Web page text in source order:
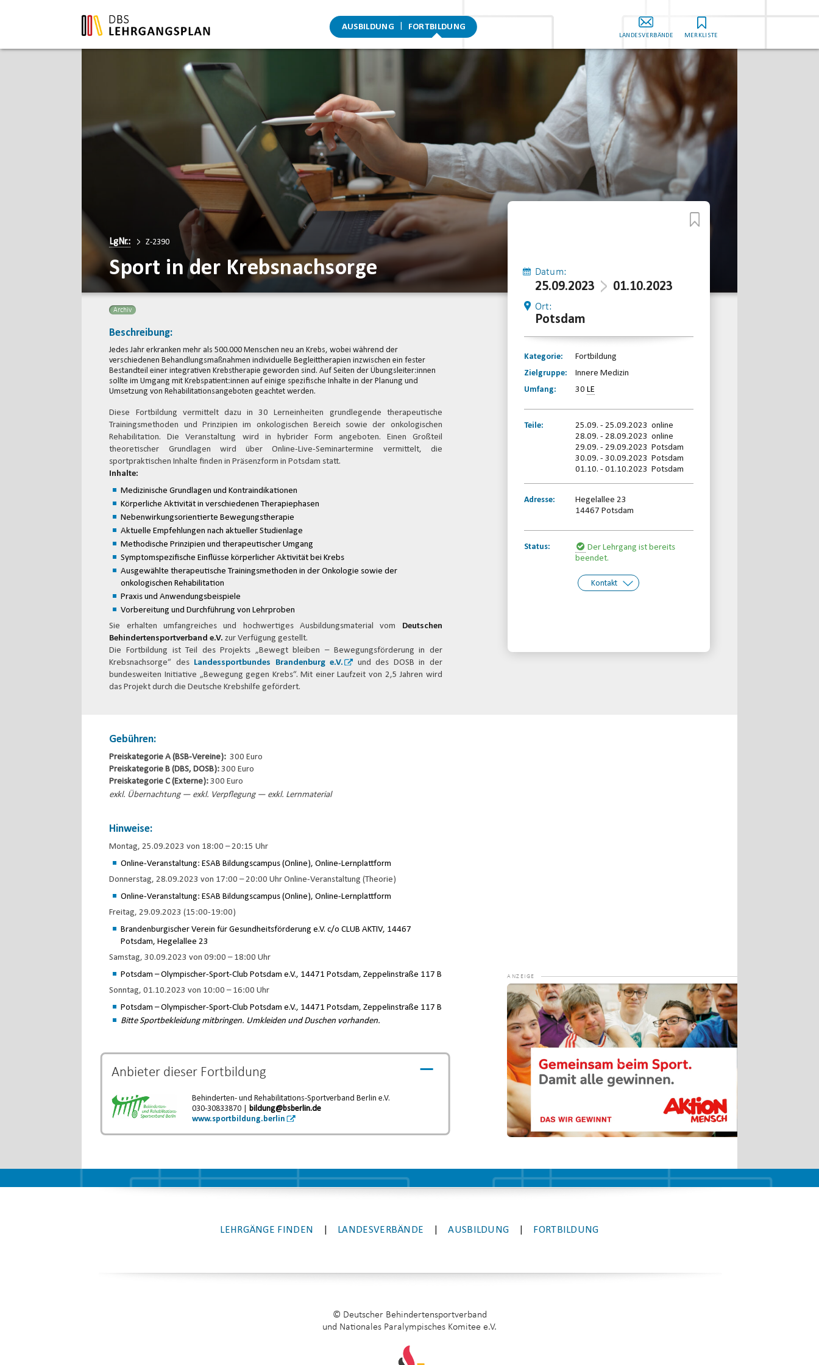
AUSBILDUNG FORTBILDUNG
LANDESVERBÄNDE MERKLISTE
LgNr.: Z-2390
Sport in der Krebsnachsorge Datum:
25.09.2023 01.10.2023
Ort:
Potsdam
Kategorie:
Fortbildung
Zielgruppe:
Innere Medizin
Umfang:
30 LE
Teile:
25.09. - 25.09.2023 online
28.09. - 28.09.2023 online
29.09. - 29.09.2023 Potsdam
30.09. - 30.09.2023 Potsdam
01.10. - 01.10.2023 Potsdam
Adresse:
Hegelallee 23
14467 Potsdam
Status:
Der Lehrgang ist bereits
beendet.
Kontakt
Email
Archiv
Beschreibung:
Jedes Jahr erkranken mehr als 500.000 Menschen neu an Krebs, wobei während der
verschiedenen Behandlungsmaßnahmen individuelle Begleittherapien inzwischen ein fester
Bestandteil einer integrativen Krebstherapie geworden sind. Auf Seiten der Übungsleiter:innen
sollte im Umgang mit Krebspatient:innen auf einige spezifische Inhalte in der Planung und
Umsetzung von Rehabilitationsangeboten geachtet werden.
Diese Fortbildung vermittelt dazu in 30 Lerneinheiten grundlegende therapeutische
Trainingsmethoden und Prinzipien im onkologischen Bereich sowie der onkologischen
Rehabilitation. Die Veranstaltung wird in hybrider Form angeboten. Einen Großteil
theoretischer Grundlagen wird über Online-Live-Seminartermine vermittelt, die
sportpraktischen Inhalte finden in Präsenzform in Potsdam statt.
Inhalte:
Medizinische Grundlagen und Kontraindikationen
Körperliche Aktivität in verschiedenen Therapiephasen
Nebenwirkungsorientierte Bewegungstherapie
Aktuelle Empfehlungen nach aktueller Studienlage
Methodische Prinzipien und therapeutischer Umgang
Symptomspezifische Einflüsse körperlicher Aktivität bei Krebs
Ausgewählte therapeutische Trainingsmethoden in der Onkologie sowie der
onkologischen Rehabilitation
Praxis und Anwendungsbeispiele
Vorbereitung und Durchführung von Lehrproben
Sie erhalten umfangreiches und hochwertiges Ausbildungsmaterial vom Deutschen
Behindertensportverband e.V. zur Verfügung gestellt.
Die Fortbildung ist Teil des Projekts „Bewegt bleiben – Bewegungsförderung in der
Krebsnachsorge“ des Landessportbundes Brandenburg e.V.
und des DOSB in der
bundesweiten Initiative „Bewegung gegen Krebs“. Mit einer Laufzeit von 2,5 Jahren wird
das Projekt durch die Deutsche Krebshilfe gefördert.
Gebühren:
Preiskategorie A (BSB-Vereine): 300 Euro
Preiskategorie B (DBS, DOSB):300 Euro
Preiskategorie C (Externe):300 Euro
exkl. Übernachtung — exkl. Verpflegung — exkl. Lernmaterial
Hinweise:
Montag, 25.09.2023 von 18:00 – 20:15 Uhr
Online-Veranstaltung: ESAB Bildungscampus (Online), Online-Lernplattform
Donnerstag, 28.09.2023 von 17:00 – 20:00 Uhr Online-Veranstaltung (Theorie)
Online-Veranstaltung: ESAB Bildungscampus (Online), Online-Lernplattform
Freitag, 29.09.2023 (15:00-19:00)
Brandenburgischer Verein für Gesundheitsförderung e.V. c/o CLUB AKTIV, 14467
Potsdam, Hegelallee 23
Samstag, 30.09.2023 von 09:00 – 18:00 Uhr
Potsdam – Olympischer-Sport-Club Potsdam e.V., 14471 Potsdam, Zeppelinstraße 117 B
Sonntag, 01.10.2023 von 10:00 – 16:00 Uhr
Potsdam – Olympischer-Sport-Club Potsdam e.V., 14471 Potsdam, Zeppelinstraße 117 B
Bitte Sportbekleidung mitbringen. Umkleiden und Duschen vorhanden.
Anbieter dieser Fortbildung
Behinderten- und Rehabilitations-Sportverband Berlin e.V.
030-30833870 |bildung@bsberlin.de
www.sportbildung.berlin
Video-
Player
LEHRGÄNGE FINDEN LANDESVERBÄNDE AUSBILDUNG FORTBILDUNG
© Deutscher Behindertensportverband
und Nationales Paralympisches Komitee e.V.